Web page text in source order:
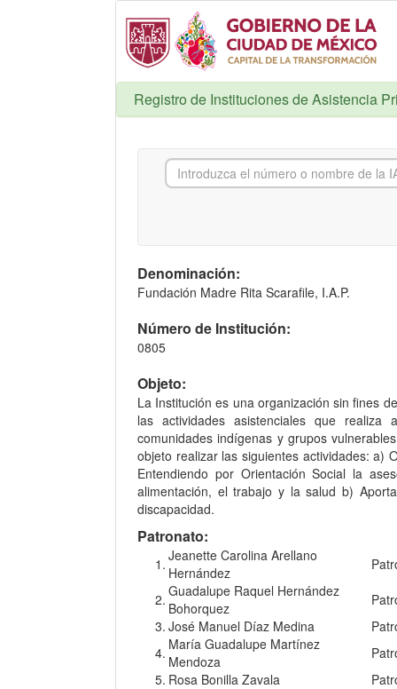
Registro de Instituciones de Asistencia
Denominación:
Fundación Madre Rita Scarafile, I.A.P.
Número de Institución:
0805
Objeto:
La Institución es una organización sin fines
las actividades asistenciales que
comunidades indígenas y grupos
objeto realizar las siguientes actividades: a)
Entendiendo por Orientación Social la
alimentación, el trabajo y la salud b)
discapacidad.
Patronato:
1. Jeanette Carolina Arellano
Hernández
2. Guadalupe Raquel Hernández
Bohorquez
3. José Manuel Díaz Medina
4. María Guadalupe Martínez
Mendoza
5. Rosa Bonilla Zavala